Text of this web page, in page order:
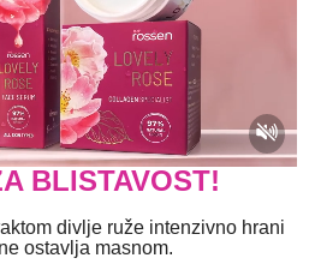
BLISTAVOST!
divlje ruže intenzivno hrani
ostavlja masnom.